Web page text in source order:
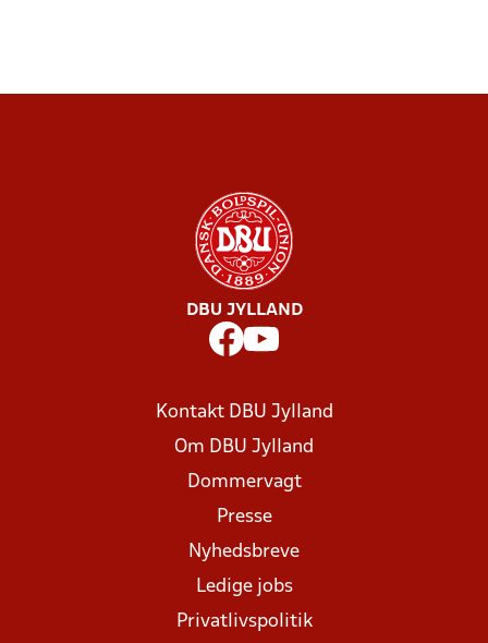
DBU JYLLAND
Kontakt DBU Jylland
Om DBU Jylland
Dommervagt
Presse
Nyhedsbreve
Ledige jobs
Privatlivspolitik